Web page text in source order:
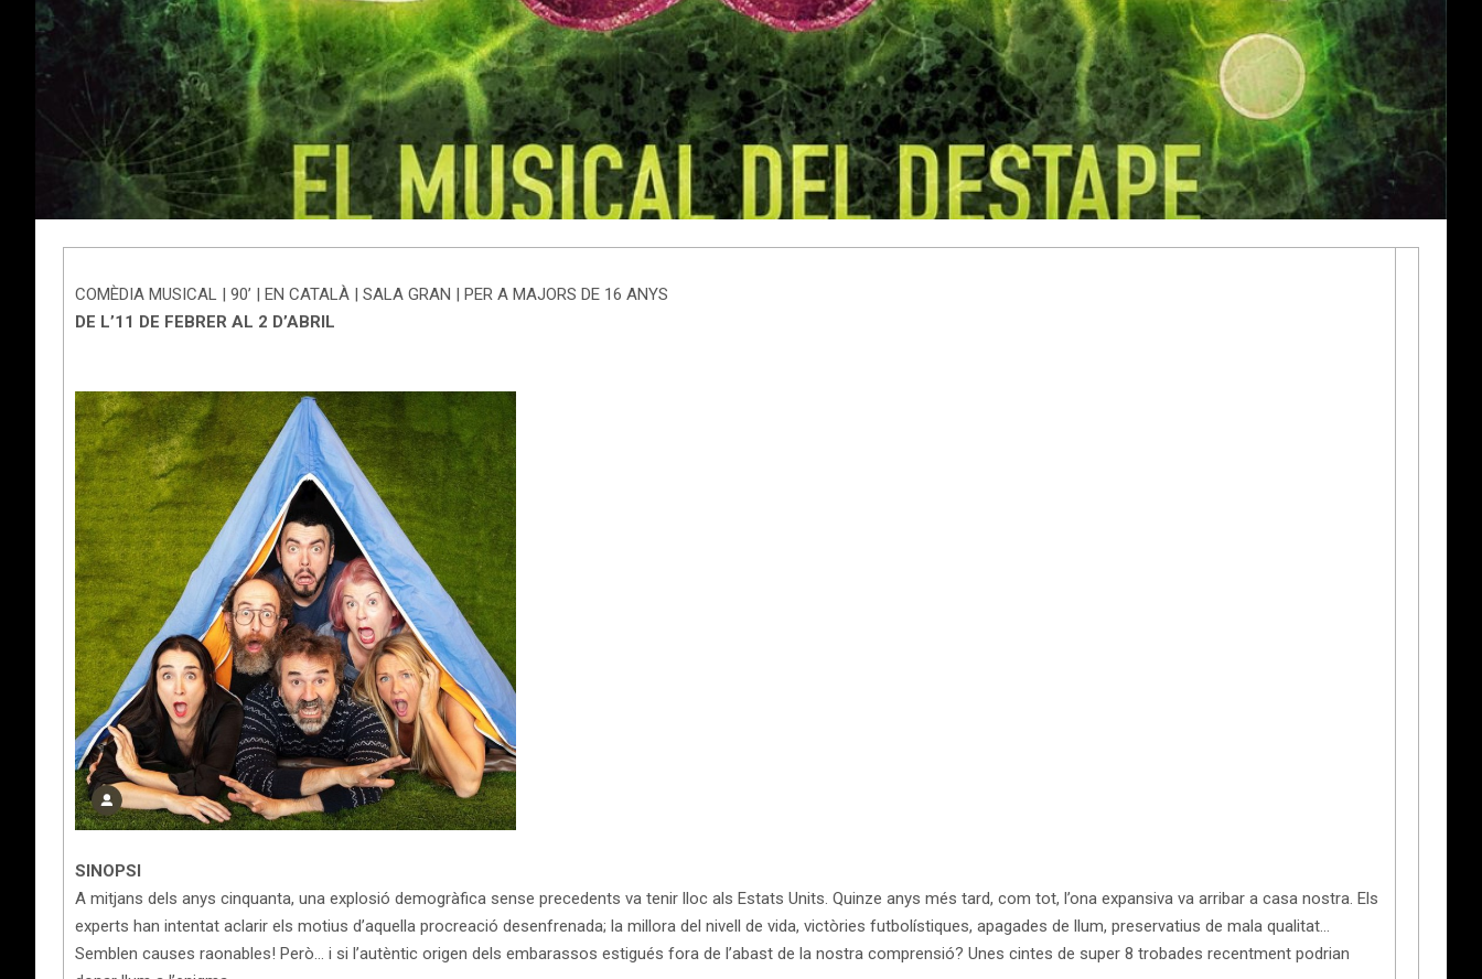
COMÈDIA MUSICAL | 90’ | EN CATALÀ | SALA GRAN | PER A MAJORS DE 16 ANYS
DE L’11 DE FEBRER AL 2 D’ABRIL
SINOPSI
A mitjans dels anys cinquanta, una explosió demogràfica sense precedents va tenir lloc als Estats Units. Quinze anys més tard, com tot, l’ona expansiva va arribar a casa nostra. Els
experts han intentat aclarir els motius d’aquella procreació desenfrenada; la millora del nivell de vida, victòries futbolístiques, apagades de llum, preservatius de mala qualitat…
Semblen causes raonables! Però… i si l’autèntic origen dels embarassos estigués fora de l’abast de la nostra comprensió? Unes cintes de super 8 trobades recentment podrian